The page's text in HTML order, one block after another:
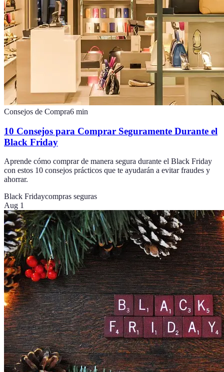
Consejos de Compra6 min
10 Consejos para Comprar Seguramente Durante el
Black Friday
Aprende cómo comprar de manera segura durante el Black Friday
con estos 10 consejos prácticos que te ayudarán a evitar fraudes y
ahorrar.
Black Fridaycompras seguras
Aug 1